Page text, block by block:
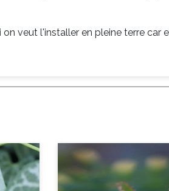
veut l'installer en pleine terre car